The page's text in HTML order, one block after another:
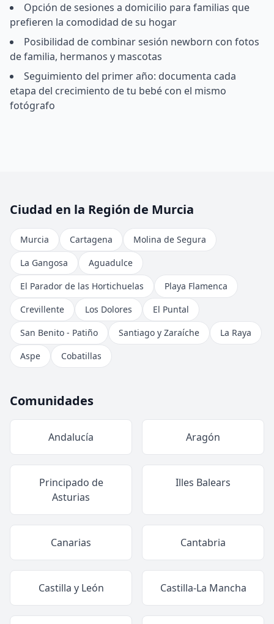
Opción de sesiones a domicilio para familias que
prefieren la comodidad de su hogar
Posibilidad de combinar sesión newborn con fotos
de familia, hermanos y mascotas
Seguimiento del primer año: documenta cada
etapa del crecimiento de tu bebé con el mismo
fotógrafo
Ciudad en la Región de Murcia
Murcia Cartagena
Molina de Segura
La Gangosa
Aguadulce
El Parador de las Hortichuelas
Playa Flamenca
Crevillente
Los Dolores
El Puntal
San Benito - Patiño
Santiago y Zaraíche
La Raya
Aspe
Cobatillas
Comunidades
Andalucía Aragón
Principado de
Asturias
Illes Balears
Canarias Cantabria
Castilla y León Castilla-La Mancha